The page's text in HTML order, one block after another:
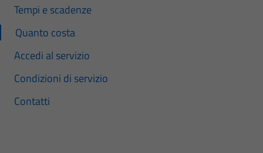
Tempi e scadenze
Quanto costa
Accedi al servizio
Condizioni di servizio
Contatti